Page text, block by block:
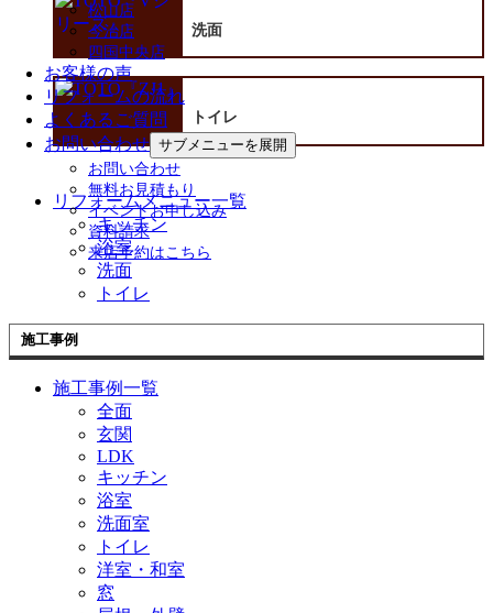
松山店
今治店
四国中央店
お客様の声
リフォームの流れ
よくあるご質問
お問い合わせ サブメニューを展開
お問い合わせ
無料お見積もり
イベントお申し込み
資料請求
来店予約はこちら
洗面
トイレ
リフォームメニュー一覧
キッチン
浴室
洗面
トイレ
施工事例
施工事例一覧
全面
玄関
LDK
キッチン
浴室
洗面室
トイレ
洋室・和室
窓